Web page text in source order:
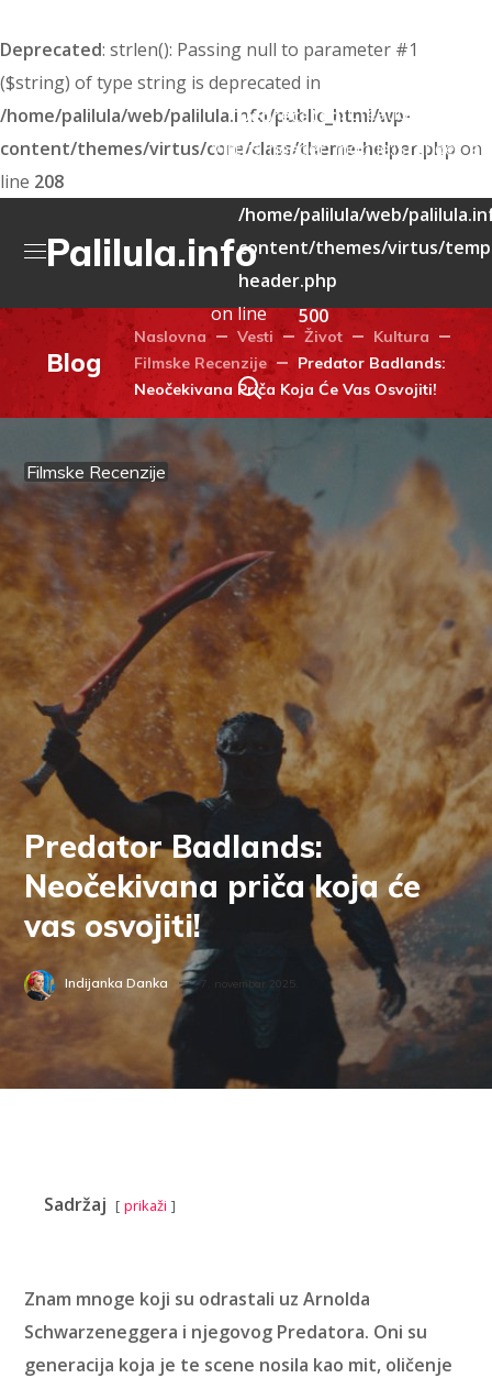
Deprecated: strlen(): Passing null to parameter #1
($string) of type string is deprecated in
/home/palilula/web/palilula.info/public_html/wp-
content/themes/virtus/core/class/theme-helper.php on
line 208
Palilula.info
Deprecated: Creation of
/home/palilula/web/
content/themes/virtus/
header.php
on line
500
Blog
Naslovna Vesti Život
Kultura
Filmske Recenzije
Predator Badlands:
Neočekivana Priča Koja Će Vas Osvojiti!
Filmske Recenzije
Predator Badlands:
Neočekivana priča koja će
vas osvojiti!
Indijanka Danka 7. novembar 2025.
Sadržaj prikaži
Znam mnoge koji su odrastali uz Arnolda
Schwarzeneggera i njegovog Predatora. Oni su
generacija koja je te scene nosila kao mit, oličenje